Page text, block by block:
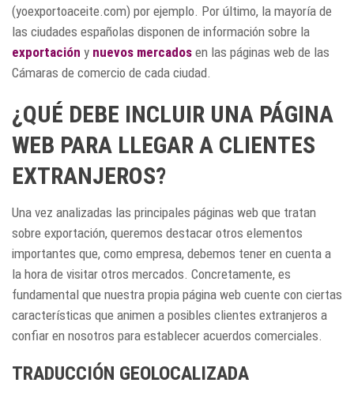
(yoexportoaceite.com) por ejemplo. Por último, la mayoría de
las ciudades españolas disponen de información sobre la
exportación y nuevos mercados en las páginas web de las
Cámaras de comercio de cada ciudad.
¿QUÉ DEBE INCLUIR UNA PÁGINA
WEB PARA LLEGAR A CLIENTES
EXTRANJEROS?
Una vez analizadas las principales páginas web que tratan
sobre exportación, queremos destacar otros elementos
importantes que, como empresa, debemos tener en cuenta a
la hora de visitar otros mercados. Concretamente, es
fundamental que nuestra propia página web cuente con ciertas
características que animen a posibles clientes extranjeros a
confiar en nosotros para establecer acuerdos comerciales.
TRADUCCIÓN GEOLOCALIZADA